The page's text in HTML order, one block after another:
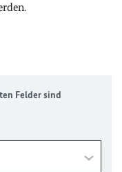
Felder sind